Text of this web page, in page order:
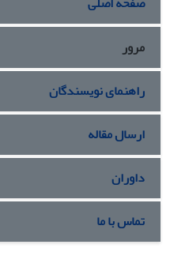
مرور
راهنمای نویسندگان
ارسال مقاله
داوران
تماس با ما